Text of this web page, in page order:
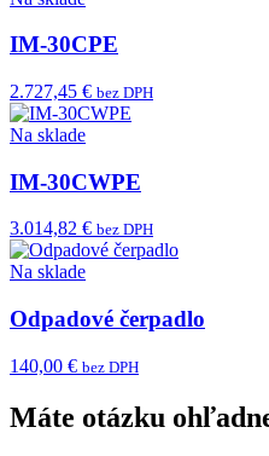
IM-30CPE
2.727,45 € bez DPH
Na sklade
IM-30CWPE
3.014,82 € bez DPH
Na sklade
Odpadové čerpadlo
140,00 € bez DPH
Máte otázku